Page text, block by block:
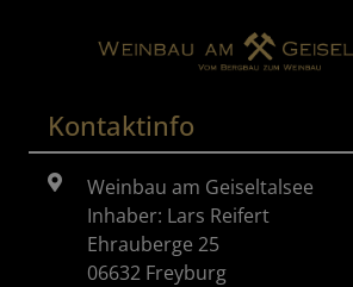
Kontaktinfo
Weinbau am Geiseltalsee
Inhaber: Lars Reifert
Ehrauberge 25
06632 Freyburg